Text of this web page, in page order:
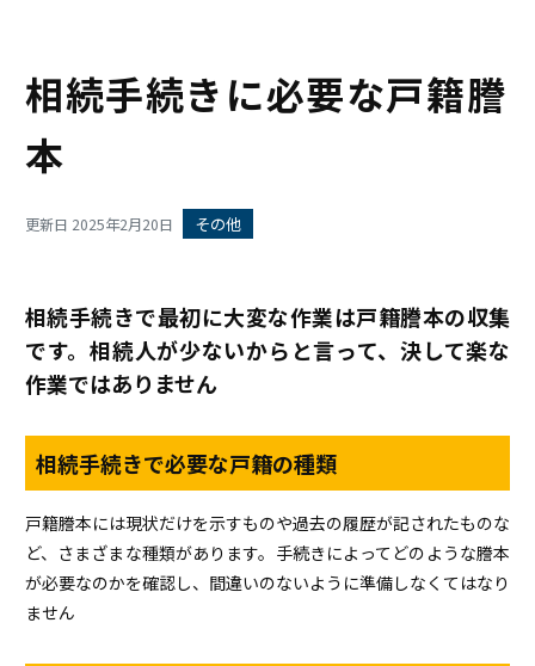
相続手続きに必要な戸籍謄
本
更新日 2025年2月20日 その他
相続手続きで最初に大変な作業は戸籍謄本の収集
です。相続人が少ないからと言って、決して楽な
作業ではありません
相続手続きで必要な戸籍の種類
戸籍謄本には現状だけを示すものや過去の履歴が記されたものな
ど、さまざまな種類があります。手続きによってどのような謄本
が必要なのかを確認し、間違いのないように準備しなくてはなり
ません